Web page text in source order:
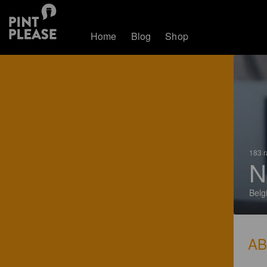
Home Blog Shop
183